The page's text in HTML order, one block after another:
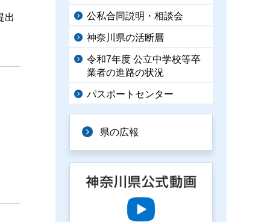
出
公私合同説明・相談会
神奈川県の活断層
令和7年度 公立中学校等卒
業者の進路の状況
パスポートセンター
県の広報